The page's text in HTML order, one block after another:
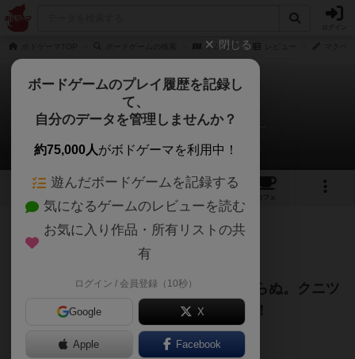
サムライ
サムライ
マクベス大佐＠Digブログさんのレビュー
10 7
カフェ
345名 4名 0 6年弱前
武士たるもの長所の１つは持たねばならぬ。クニツ
ィアの日本テーマのタイル配置ゲーム！
閉じる
ボードゲームのプレイ履歴を記録し
て、
自分のデータを管理しませんか？
約75,000人がボドゲーマを利用中！
遊んだボードゲームを記録する
気になるゲームのレビューを読む
お気に入り作品・所有リストの共
有
ログイン / 会員登録（10秒）
Google X
Apple Facebook